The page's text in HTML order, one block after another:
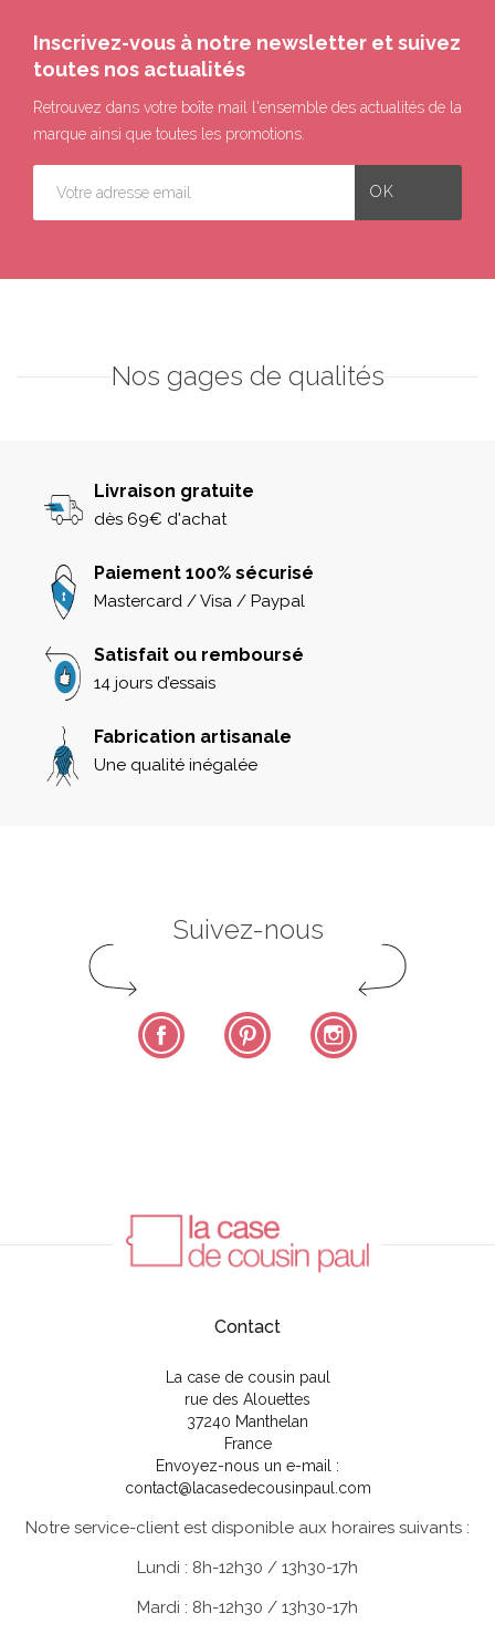
Inscrivez-vous à notre newsletter et suivez
toutes nos actualités
Retrouvez dans votre boîte mail l'ensemble des actualités de la
marque ainsi que toutes les promotions.
Nos gages de qualités
Livraison gratuite
dès 69€ d'achat
Paiement 100% sécurisé
Mastercard / Visa / Paypal
Satisfait ou remboursé
14 jours d’essais
Fabrication artisanale
Une qualité inégalée
Suivez-nous
Facebook Pinterest
Contact
La case de cousin paul
rue des Alouettes
37240 Manthelan
France
Envoyez-nous un e-mail :
contact@lacasedecousinpaul.com
Notre service-client est disponible aux horaires suivants :
Lundi : 8h-12h30 / 13h30-17h
Mardi : 8h-12h30 / 13h30-17h